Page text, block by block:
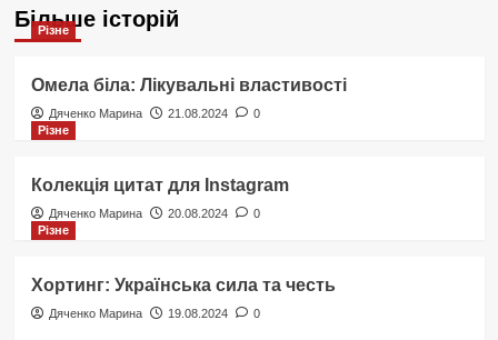
Більше історій
Різне
Омела біла: Лікувальні властивості
Дяченко Марина 21.08.2024
0
Різне
Колекція цитат для Instagram
Дяченко Марина 20.08.2024
0
Різне
Хортинг: Українська сила та честь
Дяченко Марина 19.08.2024 0